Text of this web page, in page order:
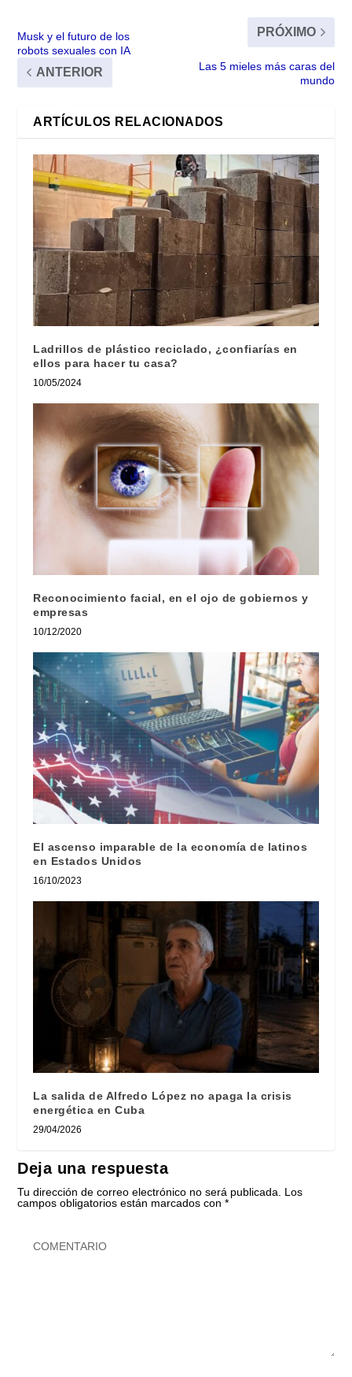
Musk y el futuro de los
robots sexuales con IA
ANTERIOR
PRÓXIMO
Las 5 mieles más caras del
mundo
ARTÍCULOS RELACIONADOS
Ladrillos de plástico reciclado, ¿confiarías en
ellos para hacer tu casa?
10/05/2024
Reconocimiento facial, en el ojo de gobiernos y
empresas
10/12/2020
El ascenso imparable de la economía de latinos
en Estados Unidos
16/10/2023
La salida de Alfredo López no apaga la crisis
energética en Cuba
29/04/2026
Deja una respuesta
Tu dirección de correo electrónico no será publicada.
Los
campos obligatorios están marcados con*